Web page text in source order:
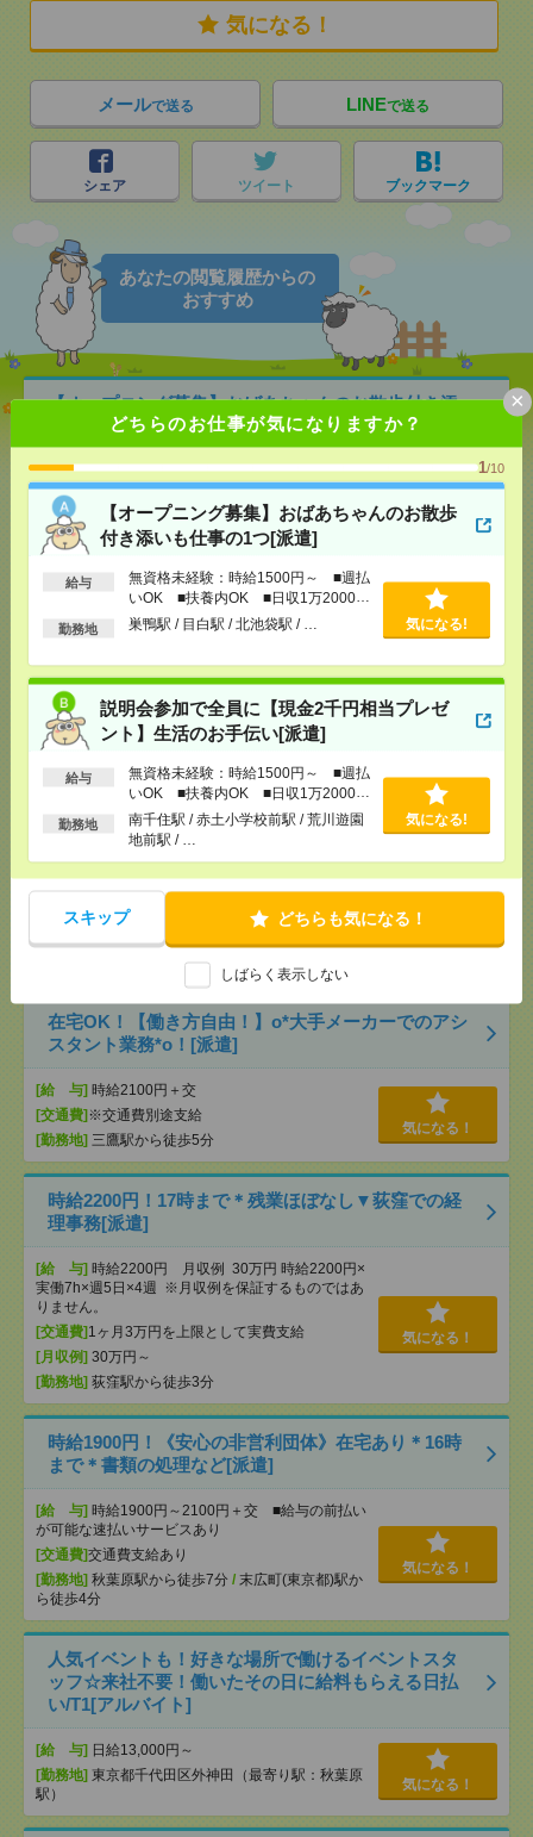
どちらのお仕事が気になりますか？
1/10
【オープニング募集】おばあちゃんのお散歩
付き添いも仕事の1つ[派遣]
給与
無資格未経験：時給1500円～ ■週払
いOK ■扶養内OK ■日収1万2000円
以上
勤務地 巣鴨駅 / 目白駅 / 北池袋駅 / … 気になる!
説明会参加で全員に【現金2千円相当プレゼ
ント】生活のお手伝い[派遣]
給与
無資格未経験：時給1500円～ ■週払
いOK ■扶養内OK ■日収1万2000円
以上
勤務地
南千住駅 / 赤土小学校前駅 / 荒川遊園
地前駅 / …
気になる!
スキップ どちらも気になる！
しばらく表示しない
×
気になる！
メールで送る LINEで送る
シェア ツイート ブックマーク
あなたの閲覧履歴からの
おすすめ
【オープニング募集】おばあちゃんのお散歩付き添
いも仕事の1つ[派遣]
[給 与]無資格未経験：時給1500円～ ■週払い
OK ■扶養内OK ■日収1万2000円以上
[交通費]
交通費全額支給
[勤務地]
巣鴨駅/目白駅/北池袋駅/…
気になる！
説明会参加で全員に【現金2千円相当プレゼント】生
活のお手伝い[派遣]
[給 与]無資格未経験：時給1500円～ ■週払い
OK ■扶養内OK ■日収1万2000円以上
[交通費]
交通費全額支給
[勤務地] 南千住駅 /赤土小学校前駅/ 荒川遊園地前
2400円＊【長期】輸出関連の書類作成や取引審査・
製品発送の手続き[派遣]
[交通費]全額支給
三鷹駅から徒歩9分
在宅OK！【働き方自由！】o*大手メーカーでのアシ
スタント業務*o！[派遣]
[給 与] 時給2100円＋交
[交通費] ※交通費別途支給
[勤務地] 三鷹駅から徒歩5分
気になる！
時給2200円！17時まで＊残業ほぼなし▼荻窪での経
理事務[派遣]
[給 与] 時給2200円 月収例 30万円 時給2200円×
実働7h×週5日×4週 ※月収例を保証するものではあ
りません。
[交通費] 1ヶ月3万円を上限として実費支給
[月収例] 30万円～
[勤務地] 荻窪駅から徒歩3分
気になる！
時給1900円！《安心の非営利団体》在宅あり＊16時
まで＊書類の処理など[派遣]
[給 与] 時給1900円～2100円＋交 ■給与の前払い
が可能な速払いサービスあり
[交通費]交通費支給あり
[勤務地] 秋葉原駅から徒歩7分 / 末広町(東京都)駅か
ら徒歩4分
気になる！
人気イベントも！好きな場所で働けるイベントスタ
ッフ☆来社不要！働いたその日に給料もらえる日払
い/T1[アルバイト]
[給 与] 日給13,000円～
[勤務地] 東京都千代田区外神田（最寄り駅：秋葉原
駅）
気になる！